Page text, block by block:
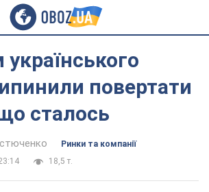
українського
повертати
сталось
Ринки та компанії
18,5 т.